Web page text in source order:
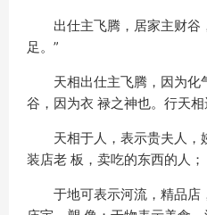
出仕主飞腾，居家主财
足。”
天相出仕主飞腾，因为
谷，因为衣 禄之神也。行天相
天相于人，表示贵夫人，
装店老 板，卖吃的东西的人；
于地可表示河流，精品店